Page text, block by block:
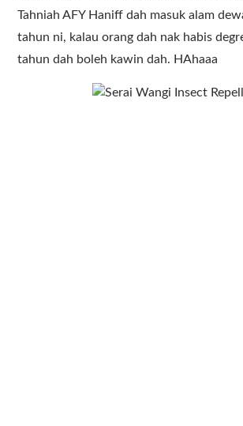
Tahniah AFY Haniff dah masuk alam
tahun ni, kalau orang dah nak habis
tahun dah boleh kawin dah. HAhaaa